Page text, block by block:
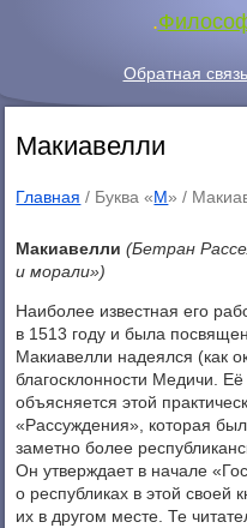
.
Обратная связь
Макиавелли
Главная / Буква «М» /
Макиавелли (Бетран
и морали»)
Наиболее известная его
в 1513 году и была
Макиавелли надеялся (как
благосклонности Медичи.
объясняется этой
«Рассуждения», которая
заметно более
Он утверждает в начале
о республиках в этой своей
их в другом месте. Те